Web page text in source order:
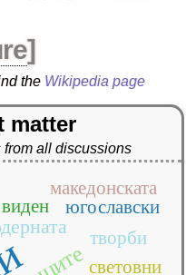
]
the Wikipedia page
matter
from all discussions
виден
македонската
световни
творби
югославски